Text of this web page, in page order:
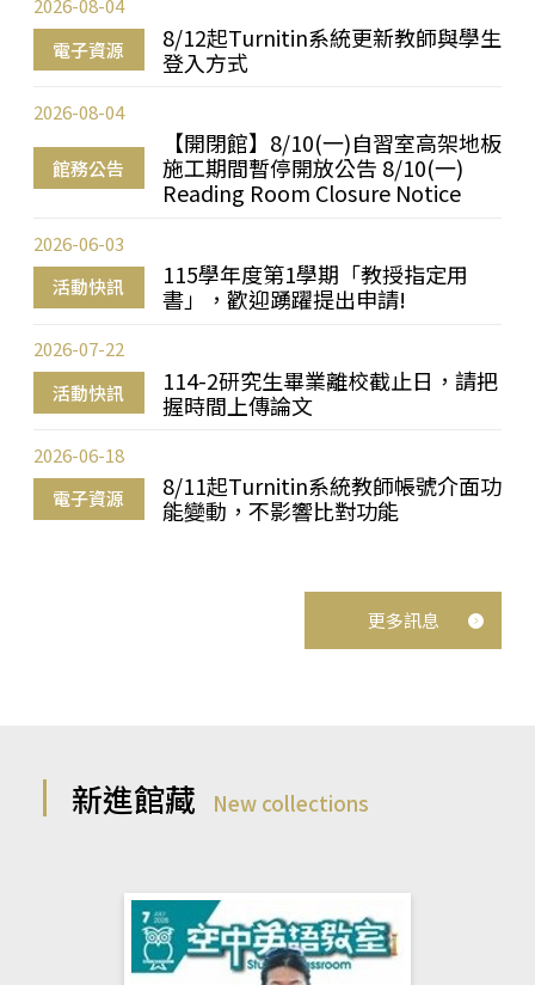
電子資源
8/12起Turnitin系統更新教師與學生
登入方式
2026-08-04
館務公告
【開閉館】8/10(一)自習室高架地板
施工期間暫停開放公告 8/10(一)
Reading Room Closure Notice
2026-08-04
活動快訊
115學年度第1學期「教授指定用
書」，歡迎踴躍提出申請!
2026-06-03
活動快訊
114-2研究生畢業離校截止日，請把
握時間上傳論文
2026-07-22
電子資源
8/11起Turnitin系統教師帳號介面功
能變動，不影響比對功能
2026-06-18
更多訊息
新進館藏 New collections